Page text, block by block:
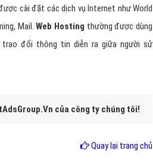
cài đặt các dịch vụ Internet như World
Mail.Web Hosting thường được dùng
đổi thông tin diễn ra giữa người sử
của công ty chúng tôi!
Quay lại trang chủ